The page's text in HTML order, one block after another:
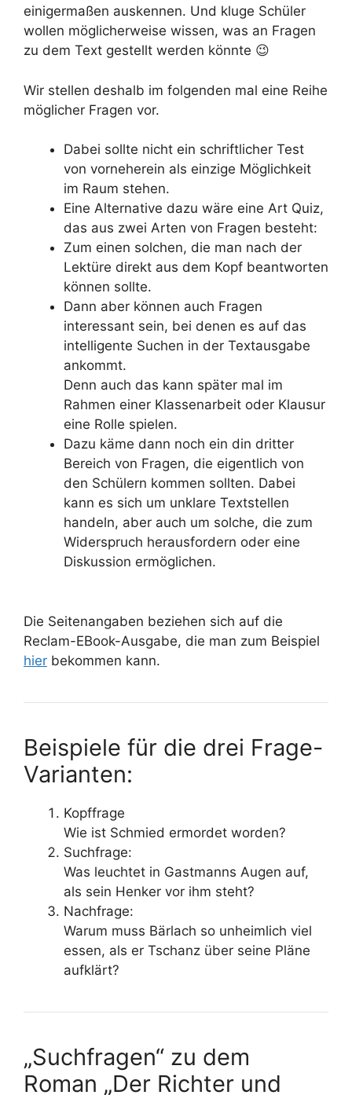
einigermaßen auskennen. Und kluge Schüler
wollen möglicherweise wissen, was an Fragen
zu dem Text gestellt werden könnte 😉
Wir stellen deshalb im folgenden mal eine Reihe
möglicher Fragen vor.
Dabei sollte nicht ein schriftlicher Test
von vorneherein als einzige Möglichkeit
im Raum stehen.
Eine Alternative dazu wäre eine Art Quiz,
das aus zwei Arten von Fragen besteht:
Zum einen solchen, die man nach der
Lektüre direkt aus dem Kopf beantworten
können sollte.
Dann aber können auch Fragen
interessant sein, bei denen es auf das
intelligente Suchen in der Textausgabe
ankommt.
Denn auch das kann später mal im
Rahmen einer Klassenarbeit oder Klausur
eine Rolle spielen.
Dazu käme dann noch ein din dritter
Bereich von Fragen, die eigentlich von
den Schülern kommen sollten. Dabei
kann es sich um unklare Textstellen
handeln, aber auch um solche, die zum
Widerspruch herausfordern oder eine
Diskussion ermöglichen.
Die Seitenangaben beziehen sich auf die
Reclam-EBook-Ausgabe, die man zum Beispiel
hier bekommen kann.
Beispiele für die drei Frage-
Varianten:
Kopffrage
Wie ist Schmied ermordet worden?
Suchfrage:
Was leuchtet in Gastmanns Augen auf,
als sein Henker vor ihm steht?
Nachfrage:
Warum muss Bärlach so unheimlich viel
essen, als er Tschanz über seine Pläne
aufklärt?
„Suchfragen“ zu dem
Roman „Der Richter und